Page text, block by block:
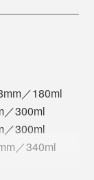
着きます。
氷を眺めなれ
余白を感じて
い。残さなく
して。
り、大学の教
数えきれない
やくこの形に
／180ml
／300ml
／300ml
／340ml